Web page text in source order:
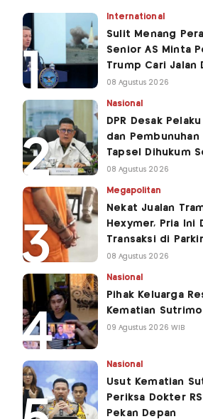
International
Sulit Menang
Senior AS Minta
Trump Cari Jalan
08 Agustus 2026
Nasional
DPR Desak
dan Pembunuhan
Tapsel Dihukum
08 Agustus 2026
Megapolitan
Nekat Jualan
Hexymer, Pria Ini
Transaksi di
08 Agustus 2026
Nasional
Pihak Keluarga
Kematian
09 Agustus 2026 WIB
Nasional
Usut Kematian
Periksa Dokter
Pekan Depan